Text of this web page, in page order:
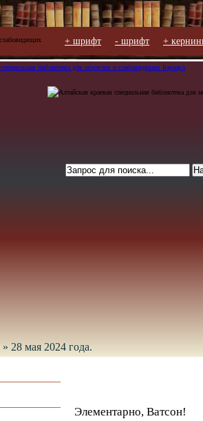
» 28 мая 2024 года.
+
- шрифт
+ шрифт
Элементарно, Ватсон!